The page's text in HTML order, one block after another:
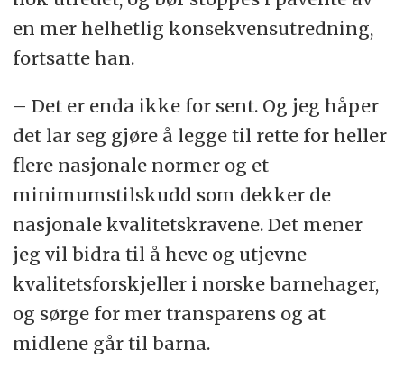
en mer helhetlig konsekvensutredning,
fortsatte han.
– Det er enda ikke for sent. Og jeg håper
det lar seg gjøre å legge til rette for heller
flere nasjonale normer og et
minimumstilskudd som dekker de
nasjonale kvalitetskravene. Det mener
jeg vil bidra til å heve og utjevne
kvalitetsforskjeller i norske barnehager,
og sørge for mer transparens og at
midlene går til barna.